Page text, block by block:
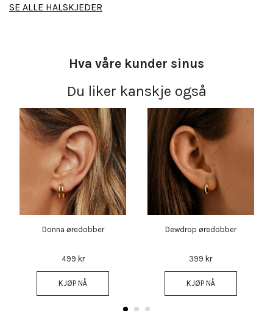
SE ALLE HALSKJEDER
Hva våre kunder sinus
Du liker kanskje også
Donna øredobber
499 kr
KJØP NÅ
Dewdrop øredobber
399 kr
KJØP NÅ